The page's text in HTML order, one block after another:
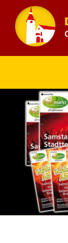
Inhalt
springen